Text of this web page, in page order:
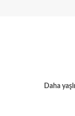
Daha yaşlı